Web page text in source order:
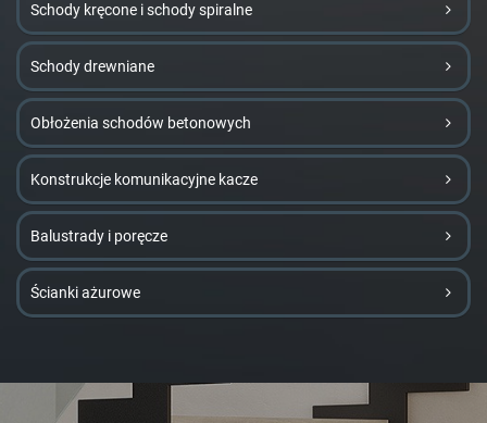
Schody kręcone i schody spiralne
Schody drewniane
Obłożenia schodów betonowych
Konstrukcje komunikacyjne kacze
Balustrady i poręcze
Ścianki ażurowe